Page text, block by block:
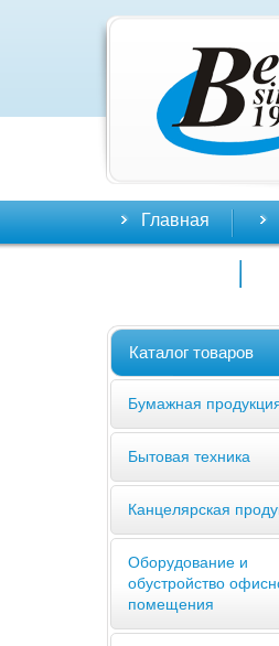
Главная
Каталог товаров
Бумажная
Бытовая техника
Канцелярская
Оборудование и
обустройство
помещения